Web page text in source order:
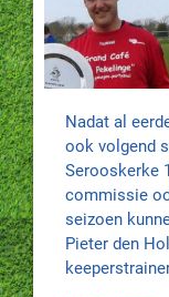
Nadat al
ook volgend
Serooskerke
commissie
seizoen
Pieter den